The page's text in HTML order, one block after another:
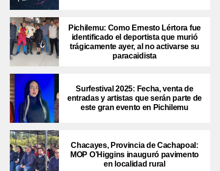
Pichilemu: Como Ernesto Lértora fue
identificado el deportista que murió
trágicamente ayer, al no activarse su
paracaidista
Surfestival 2025: Fecha, venta de
entradas y artistas que serán parte de
este gran evento en Pichilemu
Chacayes, Provincia de Cachapoal:
MOP O’Higgins inauguró pavimento
en localidad rural